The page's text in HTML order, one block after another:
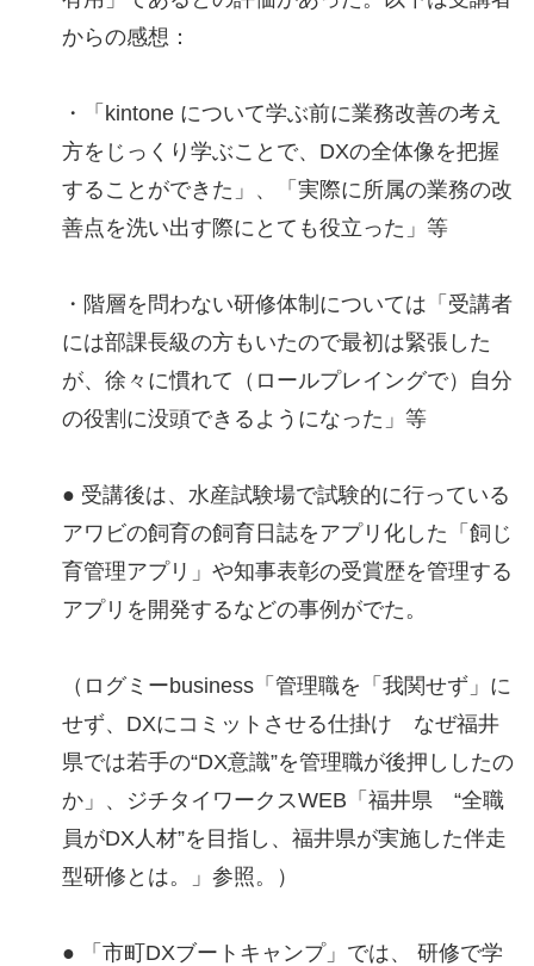
からの感想：
・「kintone について学ぶ前に業務改善の考え
方をじっくり学ぶことで、DXの全体像を把握
することができた」、「実際に所属の業務の改
善点を洗い出す際にとても役立った」等
・階層を問わない研修体制については「受講者
には部課長級の方もいたので最初は緊張した
が、徐々に慣れて（ロールプレイングで）自分
の役割に没頭できるようになった」等
● 受講後は、水産試験場で試験的に行っている
アワビの飼育の飼育日誌をアプリ化した「飼じ
育管理アプリ」や知事表彰の受賞歴を管理する
アプリを開発するなどの事例がでた。
（ログミーbusiness「管理職を「我関せず」に
せず、DXにコミットさせる仕掛け なぜ福井
県では若手の“DX意識”を管理職が後押ししたの
か」、ジチタイワークスWEB「福井県 “全職
員がDX人材”を目指し、福井県が実施した伴走
型研修とは。」参照。）
● 「市町DXブートキャンプ」では、 研修で学